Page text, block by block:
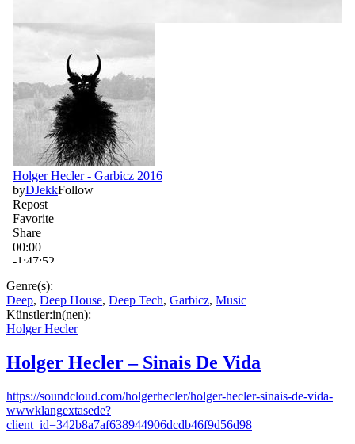
Genre(s):
Deep, Deep House, Deep Tech, Garbicz, Music
Künstler:in(nen):
Holger Hecler
Holger Hecler – Sinais De Vida
https://soundcloud.com/holgerhecler/holger-hecler-sinais-de-vida-
wwwklangextasede?
client_id=342b8a7af638944906dcdb46f9d56d98